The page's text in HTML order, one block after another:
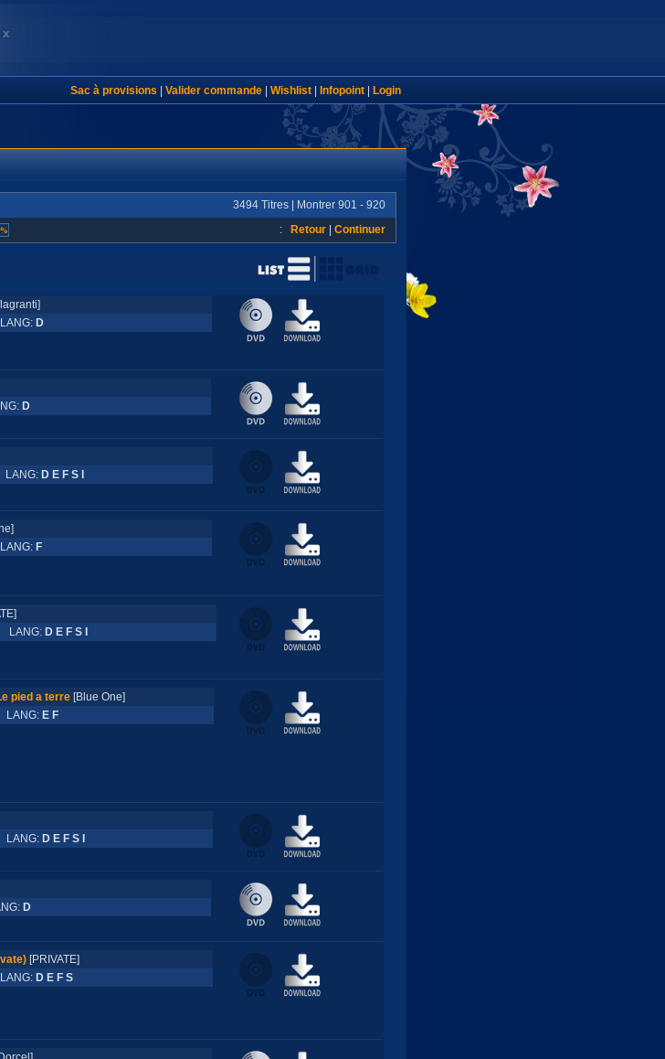
Sac à provisions Valider commande| Wishlist| Infopoint| Login
3494 Titres | Montrer 901 - 920
: Retour Continuer
D
D
LANG: D E F S I
F
LANG: D E F S I
pied a terre [Blue One]
LANG: E F
LANG: D E F S I
D
[PRIVATE]
D E F S